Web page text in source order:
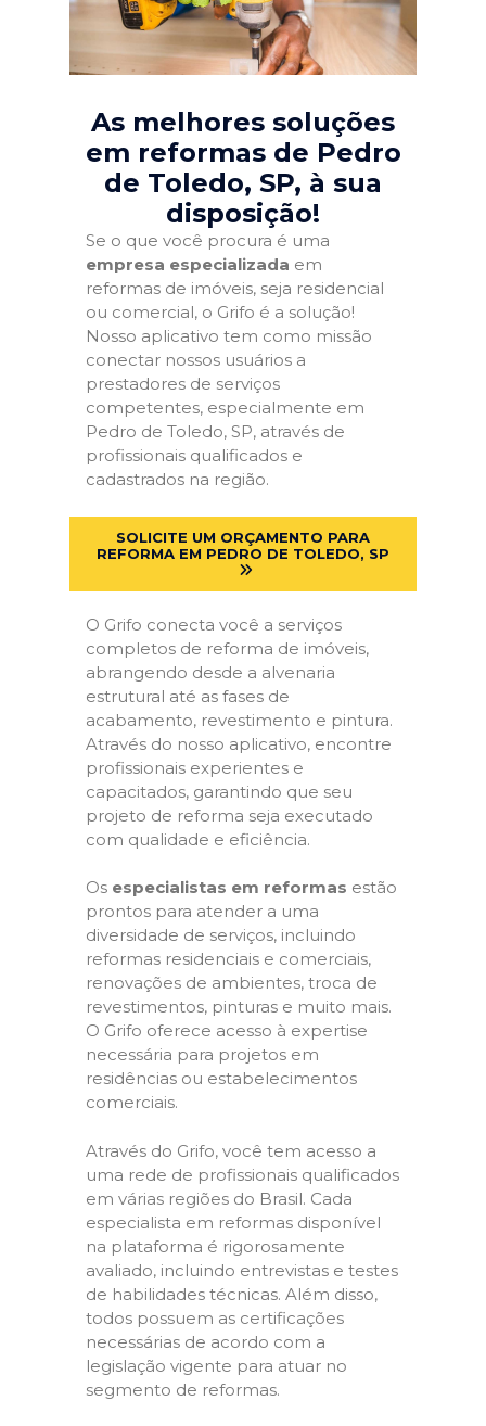
As melhores soluções
em reformas de Pedro
de Toledo, SP, à sua
disposição!
Se o que você procura é uma
empresa especializada em
reformas de imóveis, seja residencial
ou comercial, o Grifo é a solução!
Nosso aplicativo tem como missão
conectar nossos usuários a
prestadores de serviços
competentes, especialmente em
Pedro de Toledo, SP, através de
profissionais qualificados e
cadastrados na região.
SOLICITE UM ORÇAMENTO PARA
REFORMA EM PEDRO DE TOLEDO, SP
O Grifo conecta você a serviços
completos de reforma de imóveis,
abrangendo desde a alvenaria
estrutural até as fases de
acabamento, revestimento e pintura.
Através do nosso aplicativo, encontre
profissionais experientes e
capacitados, garantindo que seu
projeto de reforma seja executado
com qualidade e eficiência.
Os especialistas em reformas estão
prontos para atender a uma
diversidade de serviços, incluindo
reformas residenciais e comerciais,
renovações de ambientes, troca de
revestimentos, pinturas e muito mais.
O Grifo oferece acesso à expertise
necessária para projetos em
residências ou estabelecimentos
comerciais.
Através do Grifo, você tem acesso a
uma rede de profissionais qualificados
em várias regiões do Brasil. Cada
especialista em reformas disponível
na plataforma é rigorosamente
avaliado, incluindo entrevistas e testes
de habilidades técnicas. Além disso,
todos possuem as certificações
necessárias de acordo com a
legislação vigente para atuar no
segmento de reformas.